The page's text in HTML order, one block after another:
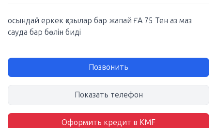
осындай еркек қозылар бар жапай ҒА 75 Тен аз маз
сауда бар бөлін биді
Позвонить
Показать телефон
Оформить кредит в KMF